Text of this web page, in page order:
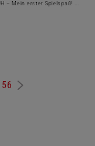
– Mein erster Spielspaß! ...
56